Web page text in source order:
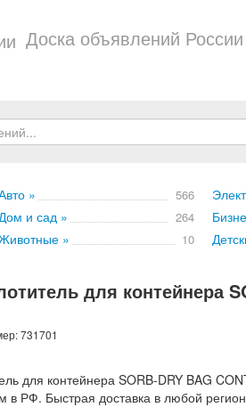
Доска объявлений России
» 566
и сад » 264
» 10
для контейнера
731701
для контейнера SORB-DRY BAG
в РФ. Быстрая доставка в любой